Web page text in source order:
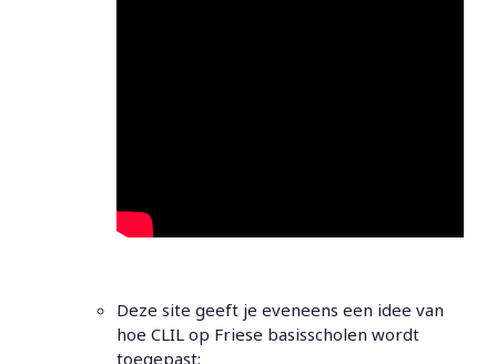
Deze site geeft je eveneens een idee van
hoe CLIL op Friese basisscholen wordt
toegepast: